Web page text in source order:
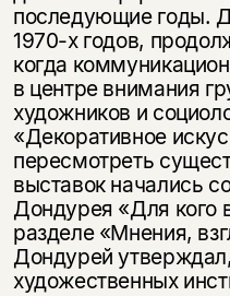
последующие годы.
1970-х годов,
когда
в центре внимания
художников и
«Декоративное
пересмотреть
выставок начались
Дондурея «Для кого
разделе «Мнения,
Дондурей
художественных